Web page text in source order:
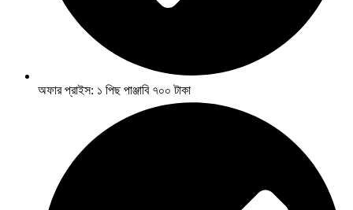
অফার প্রাইস: ১ পিছ পাঞ্জাবি ৭০০ টাকা